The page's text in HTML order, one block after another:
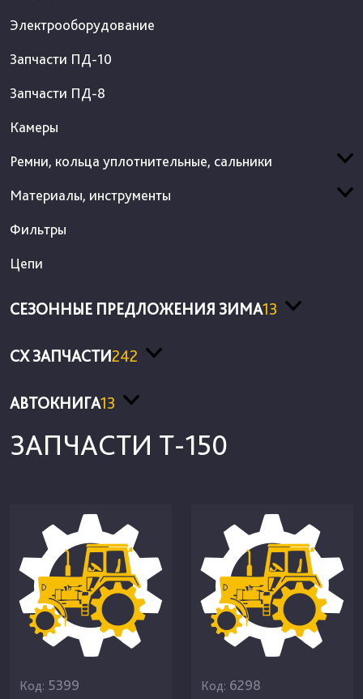
Электрооборудование
Запчасти ПД-10
Запчасти ПД-8
Камеры
Ремни, кольца уплотнительные, сальники
Материалы, инструменты
Фильтры
Цепи
СЕЗОННЫЕ ПРЕДЛОЖЕНИЯ ЗИМА13
СХ ЗАПЧАСТИ242
АВТОКНИГА13
ЗАПЧАСТИ Т-150
Код: 5399
Код: 6298